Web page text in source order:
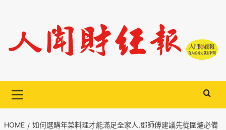
content
Menu
HOME
如何選購年菜料理才能滿足全家人,鄧師傅建議先從圍爐必備